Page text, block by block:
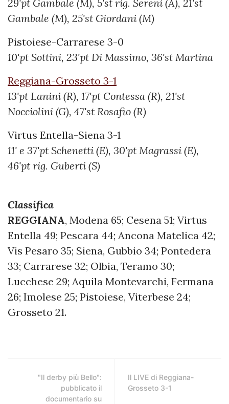
29'pt Gambale (M), 5'st rig. Sereni (A), 21'st
Gambale (M), 25'st Giordani (M)
Pistoiese-Carrarese 3-0
10'pt Sottini, 23'pt Di Massimo, 36'st Martina
Reggiana-Grosseto 3-1
13'pt Lanini (R), 17'pt Contessa (R), 21'st
Nocciolini (G), 47'st Rosafio (R)
Virtus Entella-Siena 3-1
11' e 37'pt Schenetti (E), 30'pt Magrassi (E),
46'pt rig. Guberti (S)
Classifica
REGGIANA, Modena 65; Cesena 51; Virtus
Entella 49; Pescara 44; Ancona Matelica 42;
Vis Pesaro 35; Siena, Gubbio 34; Pontedera
33; Carrarese 32; Olbia, Teramo 30;
Lucchese 29; Aquila Montevarchi, Fermana
26; Imolese 25; Pistoiese, Viterbese 24;
Grosseto 21.
"Il derby più Bello":
pubblicato il
documentario su
Il LIVE di Reggiana-
Grosseto 3-1